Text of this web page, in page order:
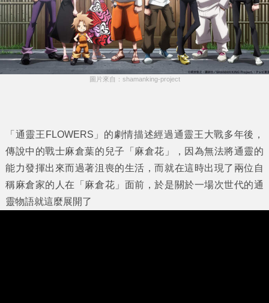
圖片來自：shamanking-project
「通靈王FLOWERS」的劇情描述經過通靈王大戰多年後，
傳說中的戰士麻倉葉的兒子「麻倉花」，因為無法將通靈的
能力發揮出來而過著沮喪的生活，而就在這時出現了兩位自
稱麻倉家的人在「麻倉花」面前，於是關於一場次世代的通
靈物語就這麼展開了